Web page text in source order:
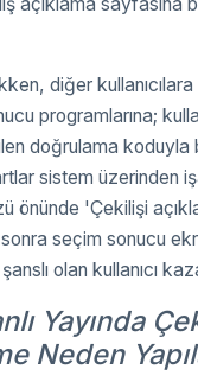
diğer
programlarına;
doğrulama koduyla
sistem üzerinden
önünde 'Çekilişi
sonra seçim sonucu
olan kullanıcı
Yayında
Neden